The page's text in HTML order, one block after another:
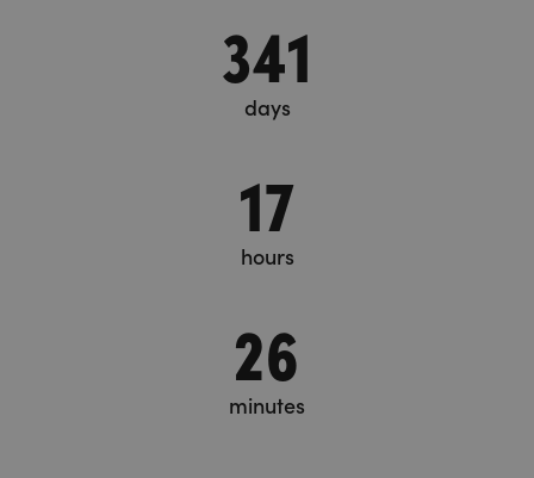
341
days
17
hours
26
minutes